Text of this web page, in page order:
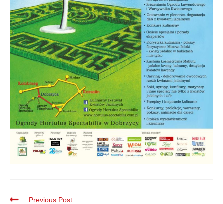
Previous Post